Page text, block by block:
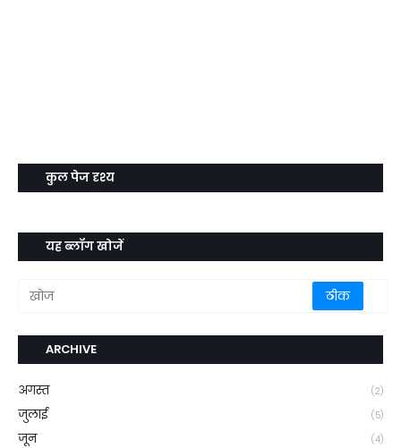
कुल पेज दृश्य
यह ब्लॉग खोजें
ARCHIVE
अगस्त (2)
जुलाई (5)
जून (4)